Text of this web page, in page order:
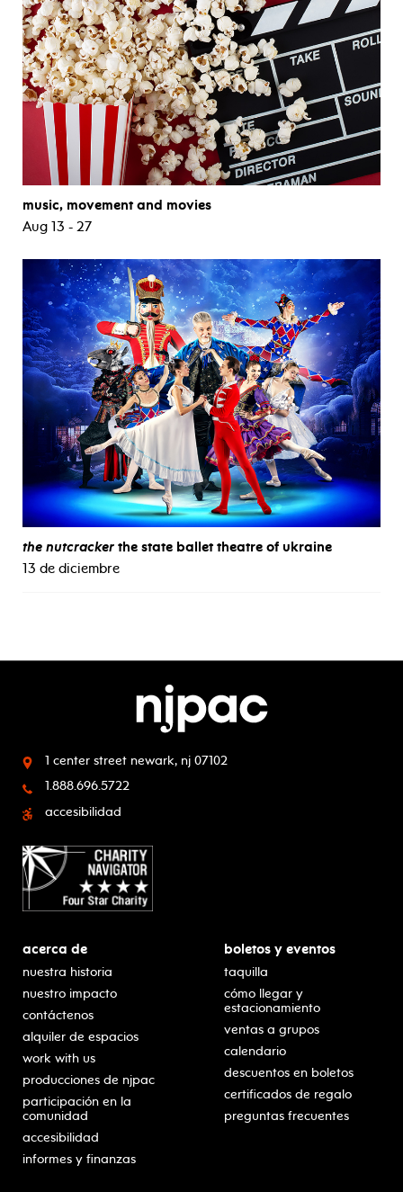
music, movement and movies
Aug 13 - 27
the nutcracker the state ballet theatre of ukraine
13 de diciembre
1 center street newark, nj 07102
1.888.696.5722
accesibilidad
acerca de
nuestra historia
nuestro impacto
contáctenos
alquiler de espacios
work with us
producciones de njpac
participación en la
comunidad
accesibilidad
informes y finanzas
boletos y eventos
taquilla
cómo llegar y
estacionamiento
ventas a grupos
calendario
descuentos en boletos
certificados de regalo
preguntas frecuentes